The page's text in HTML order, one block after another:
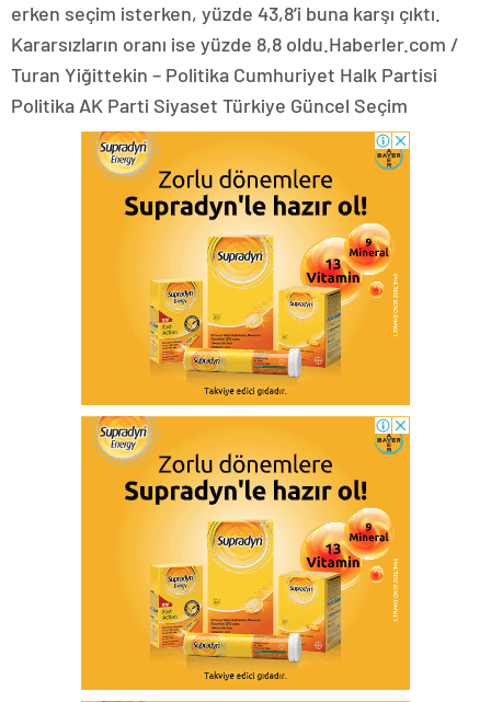
erken seçim isterken, yüzde 43,8’i buna karşı çıktı.
Kararsızların oranı ise yüzde 8,8 oldu.Haberler.com /
Turan Yiğittekin – Politika Cumhuriyet Halk Partisi
Politika AK Parti Siyaset Türkiye Güncel Seçim